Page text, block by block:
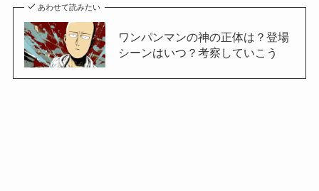
あわせて読みたい
ワンパンマンの神の正体は？登場
シーンはいつ？考察していこう